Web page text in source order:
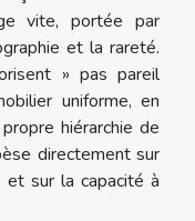
vite, portée par
et la rareté.
» pas pareil
uniforme, en
hiérarchie de
directement sur
sur la capacité à